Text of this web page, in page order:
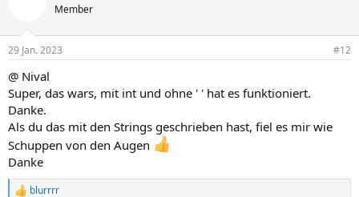
e
:
Member
29 Jan. 2023 #12
@ Nival
Super, das wars, mit int und ohne ' ' hat es funktioniert.
Danke.
Als du das mit den Strings geschrieben hast, fiel es mir wie
Schuppen von den Augen
Danke
blurrrr